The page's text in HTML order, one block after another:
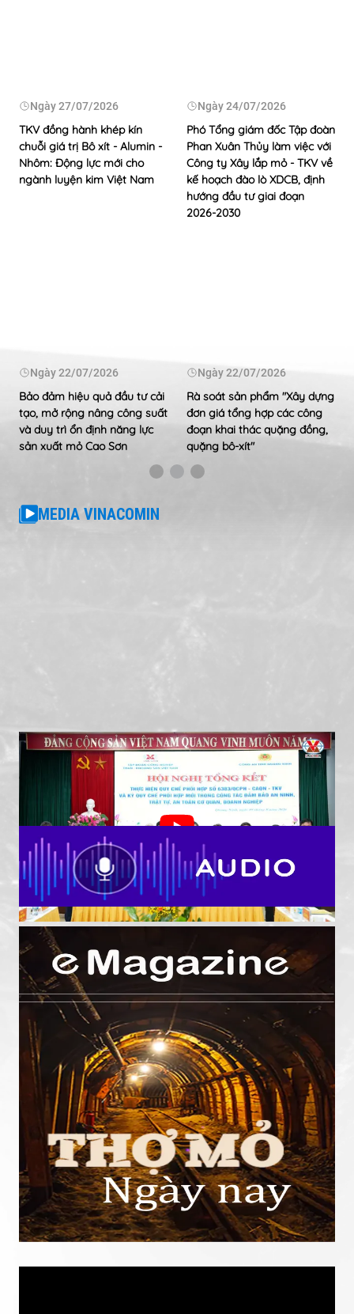
Ngày27/07/2026
TKV đồng hành khép kín
chuỗi giá trị Bô xít - Alumin -
Nhôm: Động lực mới cho
ngành luyện kim Việt Nam
Ngày24/07/2026
Phó Tổng giám đốc Tập đoàn
Phan Xuân Thủy làm việc với
Công ty Xây lắp mỏ - TKV về
kế hoạch đào lò XDCB, định
hướng đầu tư giai đoạn
2026-2030
Ngày22/07/2026
Bảo đảm hiệu quả đầu tư cải
tạo, mở rộng nâng công suất
và duy trì ổn định năng lực
sản xuất mỏ Cao Sơn
Ngày22/07/2026
Rà soát sản phẩm "Xây dựng
đơn giá tổng hợp các công
đoạn khai thác quặng đồng,
quặng bô-xít"
MEDIA VINACOMIN
TKV - Công an tỉnh Quảng Ninh tiếp tục nâng cao
hiệu quả phối hợp bảo đảm an ninh, an toàn khai